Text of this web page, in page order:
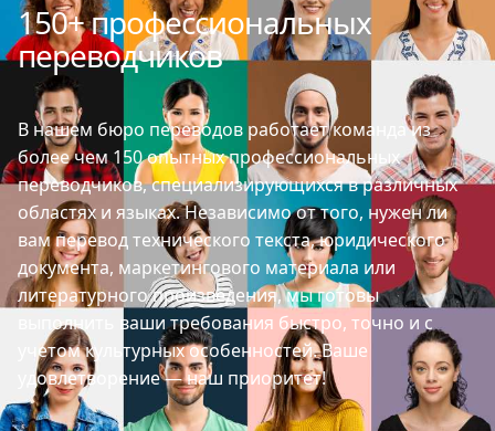
150+ профессиональных
переводчиков
В нашем бюро переводов работает команда из
более чем 150 опытных профессиональных
переводчиков, специализирующихся в различных
областях и языках. Независимо от того, нужен ли
вам перевод технического текста, юридического
документа, маркетингового материала или
литературного произведения, мы готовы
выполнить ваши требования быстро, точно и с
учетом культурных особенностей. Ваше
удовлетворение — наш приоритет!